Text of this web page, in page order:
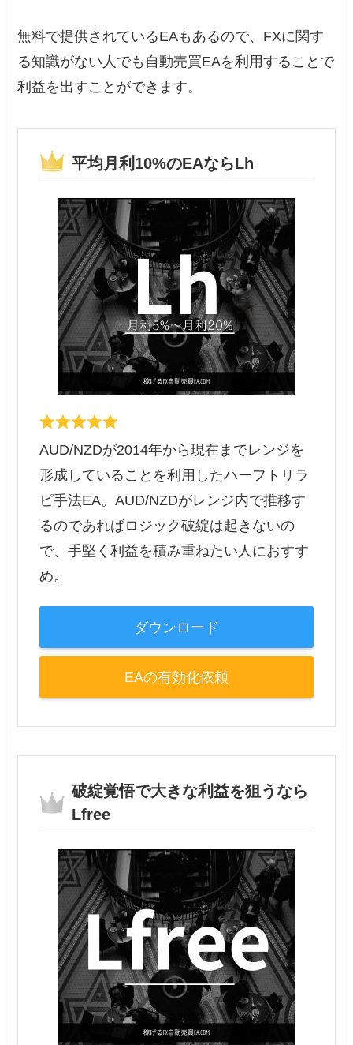
無料で提供されているEAもあるので、FXに関す
る知識がない人でも自動売買EAを利用することで
利益を出すことができます。
平均月利10%のEAならLh
AUD/NZDが2014年から現在までレンジを
形成していることを利用したハーフトリラ
ピ手法EA。AUD/NZDがレンジ内で推移す
るのであればロジック破綻は起きないの
で、手堅く利益を積み重ねたい人におすす
め。
ダウンロード
EAの有効化依頼
破綻覚悟で大きな利益を狙うなら
Lfree